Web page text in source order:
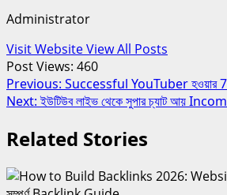
Administrator
Visit WebsiteView All Posts
Post Views: 460
Post
navigation
Previous: Successful YouTuber হওয়ার 7
Next:ইউটিউব লাইভ থেকে সুপার চ্যাট আয়
Related Stories